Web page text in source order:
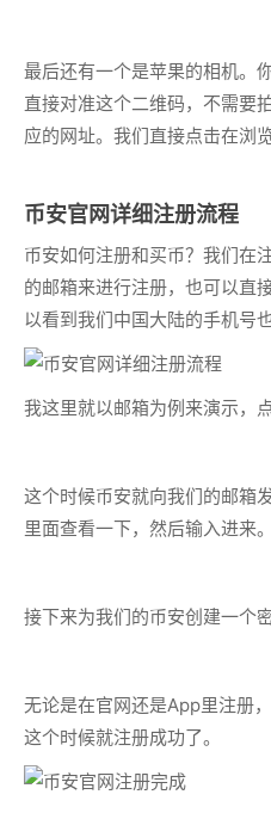
最后还有一个是苹果的相机。
直接对准这个二维码，不需要
应的网址。我们直接点击在浏
币安官网详细注册流程
币安如何注册和买币？我们在
的邮箱来进行注册，也可以直
以看到我们中国大陆的手机号
我这里就以邮箱为例来演示，
这个时候币安就向我们的邮箱
里面查看一下，然后输入进来。
接下来为我们的币安创建一个密
无论是在官网还是App里注册
这个时候就注册成功了。